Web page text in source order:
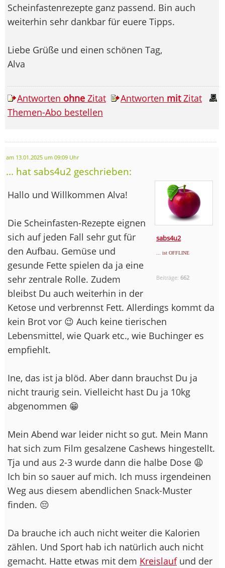
Scheinfastenrezepte ganz passend. Bin auch
weiterhin sehr dankbar für euere Tipps.
Liebe Grüße und einen schönen Tag,
Alva
Antworten ohne Zitat Antworten mitZitat
Themen-Abo bestellen
am 13.01.2025 um 09:09 Uhr
... hat sabs4u2 geschrieben:
sabs4u2
... ist OFFLINE
Beiträge:662
Hallo und Willkommen Alva!
Die Scheinfasten-Rezepte eignen
sich auf jeden Fall sehr gut für
den Aufbau. Gemüse und
gesunde Fette spielen da ja eine
sehr zentrale Rolle. Zudem
bleibst Du auch weiterhin in der
Ketose und verbrennst Fett. Allerdings kommt da
kein Brot vor 😉 Auch keine tierischen
Lebensmittel, wie Quark etc., wie Buchinger es
empfiehlt.
Ine, das ist ja blöd. Aber dann brauchst Du ja
nicht traurig sein. Vielleicht hast Du ja 10kg
abgenommen 😁
Mein Abend war leider nicht so gut. Mein Mann
hat sich zum Film gesalzene Cashews hingestellt.
Tja und aus 2-3 wurde dann die halbe Dose 😩
Ich bin so sauer auf mich. Ich muss irgendeinen
Weg aus diesem abendlichen Snack-Muster
finden. 😔
Da brauche ich auch nicht weiter die Kalorien
zählen. Und Sport hab ich natürlich auch nicht
gemacht. Hatte etwas mit dem Kreislaufund der